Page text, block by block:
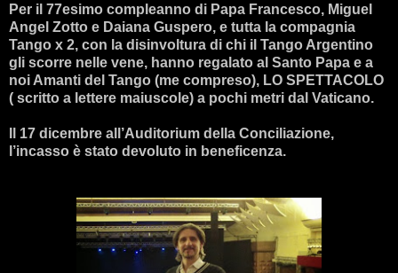
Per il 77esimo compleanno di Papa Francesco, Miguel
Angel Zotto e Daiana Guspero, e tutta la compagnia
Tango x 2, con la disinvoltura di chi il Tango Argentino
gli scorre nelle vene, hanno regalato al Santo Papa e a
noi Amanti del Tango (me compreso), LO SPETTACOLO
( scritto a lettere maiuscole) a pochi metri dal Vaticano.
Il 17 dicembre all’Auditorium della Conciliazione,
l’incasso è stato devoluto in beneficenza.